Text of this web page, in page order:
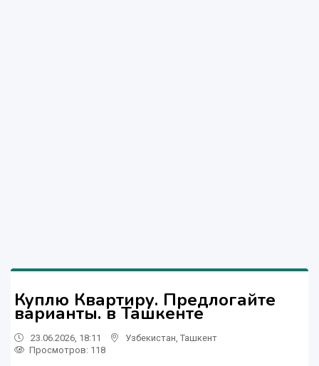
Куплю Квартиру. Предлогайте
варианты. в Ташкенте
23.06.2026, 18:11 Узбекистан Ташкент
Просмотров: 118